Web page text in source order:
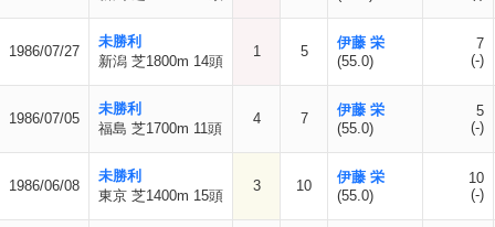
1986/07/27
未勝利
新潟 芝1800m 14頭
1 5
伊藤 栄
(55.0)
7
(-)
1986/07/05
未勝利
福島 芝1700m 11頭
4 7
伊藤 栄
(55.0)
5
(-)
1986/06/08
未勝利
東京 芝1400m 15頭
3 10
伊藤 栄
(55.0)
10
(-)